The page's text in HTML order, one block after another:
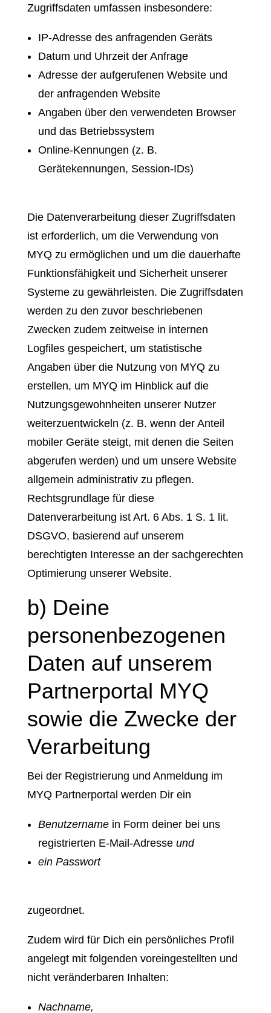
Zugriffsdaten umfassen insbesondere:
IP-Adresse des anfragenden Geräts
Datum und Uhrzeit der Anfrage
Adresse der aufgerufenen Website und
der anfragenden Website
Angaben über den verwendeten Browser
und das Betriebssystem
Online-Kennungen (z. B.
Gerätekennungen, Session-IDs)
Die Datenverarbeitung dieser Zugriffsdaten
ist erforderlich, um die Verwendung von
MYQ zu ermöglichen und um die dauerhafte
Funktionsfähigkeit und Sicherheit unserer
Systeme zu gewährleisten. Die Zugriffsdaten
werden zu den zuvor beschriebenen
Zwecken zudem zeitweise in internen
Logfiles gespeichert, um statistische
Angaben über die Nutzung von MYQ zu
erstellen, um MYQ im Hinblick auf die
Nutzungsgewohnheiten unserer Nutzer
weiterzuentwickeln (z. B. wenn der Anteil
mobiler Geräte steigt, mit denen die Seiten
abgerufen werden) und um unsere Website
allgemein administrativ zu pflegen.
Rechtsgrundlage für diese
Datenverarbeitung ist Art. 6 Abs. 1 S. 1 lit.
DSGVO, basierend auf unserem
berechtigten Interesse an der sachgerechten
Optimierung unserer Website.
b) Deine
personenbezogenen
Daten auf unserem
Partnerportal MYQ
sowie die Zwecke der
Verarbeitung
Bei der Registrierung und Anmeldung im
MYQ Partnerportal werden Dir ein
Benutzername in Form deiner bei uns
registrierten E-Mail-Adresse und
ein Passwort
zugeordnet.
Zudem wird für Dich ein persönliches Profil
angelegt mit folgenden voreingestellten und
nicht veränderbaren Inhalten:
Nachname,